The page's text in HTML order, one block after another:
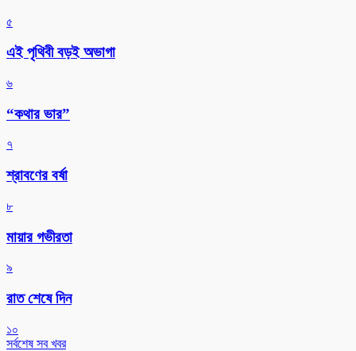
৫
এই পৃথিবী বড়ই অভাগা
৬
“কথার ভার”
৭
শ্রাবণের বর্ষা
৮
মায়ার গভীরতা
৯
রাত শেষে দিন
১০
সর্বশেষ সব খবর